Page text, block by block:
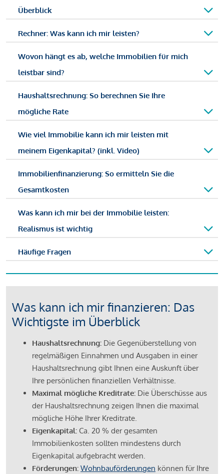
Überblick
Rechner: Was kann ich mir leisten?
Wovon hängt es ab, welche Immobilien für mich
leistbar sind?
Haushaltsrechnung: So berechnen Sie Ihre
mögliche Rate
Wie viel Immobilie kann ich mir leisten mit
meinem Eigenkapital? (inkl. Video)
Immobilienfinanzierung: So ermitteln Sie die
Gesamtkosten
Was kann ich mir bei der Immobilie leisten:
Realismus ist wichtig
Häufige Fragen
Was kann ich mir finanzieren: Das
Wichtigste im Überblick
Haushaltsrechnung: Die Gegenüberstellung von
regelmäßigen Einnahmen und Ausgaben in einer
Haushaltsrechnung gibt Ihnen eine Auskunft über
Ihre persönlichen finanziellen Verhältnisse.
Maximal mögliche Kreditrate: Die Überschüsse aus
der Haushaltsrechnung zeigen Ihnen die maximal
mögliche Höhe Ihrer Kreditrate.
Eigenkapital: Ca. 20 % der gesamten
Immobilienkosten sollten mindestens durch
Eigenkapital aufgebracht werden.
Förderungen: Wohnbauförderungen können für Ihre